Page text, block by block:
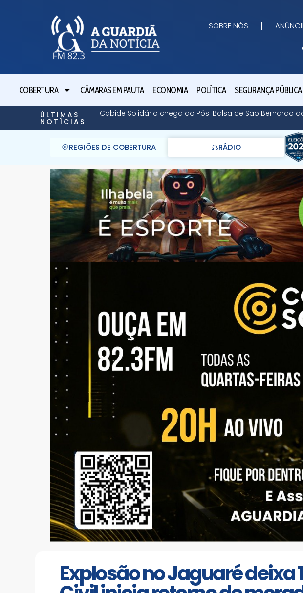
SOBRE NÓS
COBERTURA CÂMARAS EM PAUTA ECONOMIA POLÍTICA SEGURANÇA PÚBLICA
ÚLTIMAS
NOTÍCIAS
Cabide Solidário chega ao Pós-Balsa de São Bernardo
REGIÕES DE COBERTURA RÁDIO
Explosão no Jaguaré